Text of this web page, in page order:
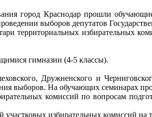
город Краснодар прошли
выборов депутатов
территориальных избирательных
гимназии (4-5 классы).
Дружненского и
выборов. На обучающих семинарах
комиссий по вопросам
участковых избирательных комиссий